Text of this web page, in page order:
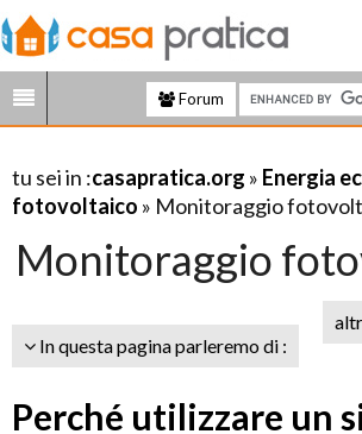
Forum
tu sei in :casapratica.org » Energia
fotovoltaico » Monitoraggio
Monitoraggio
In questa pagina parleremo di :
Perché utilizzare un